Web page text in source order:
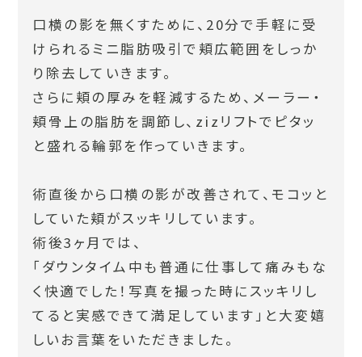
口横の影を無くすために、20分で手軽に受
けられるミニ脂肪吸引で頬広範囲をしっか
り除去していきます。
さらに頬の厚みを軽減するため、メーラー・
頬骨上の脂肪を調節し、zizリフトでピタッ
と盛れる輪郭を作っていきます。
術直後から口横の影が改善されて、モコッと
していた頬がスッキリしています。
術後3ヶ月では、
「ダウンタイム中も普通に仕事して痛みもな
く快適でした！写真を撮った時にスッキリし
てると実感できて満足しています」と大変嬉
しいお言葉をいただきました。